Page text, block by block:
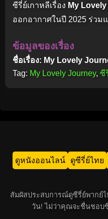
ซีรี่ย์เกาหลีเรื่อง My
ออกอากาศในปี 2025 ร่ว
ข้อมูลของเรื่อง
ชื่อเรื่อง: My Lovely
Tag: My Lovely Journey, ซี
ดูหนังออนไลน์ ดูซีรี่ย์ไทย
สัมผัสประสบการณ์ดูซีรี่ย์พากย์
วัน! ไม่ว่าคุณจะชื่นชอบ